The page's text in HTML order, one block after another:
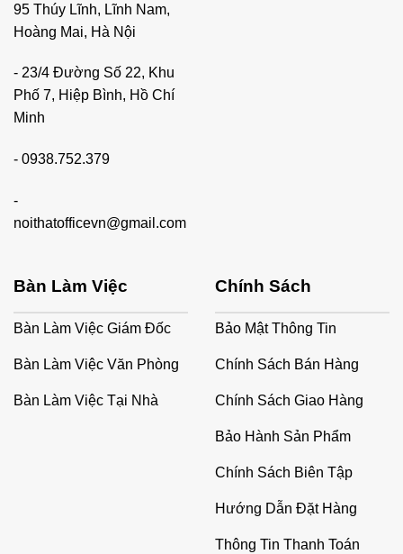
95 Thúy Lĩnh, Lĩnh Nam,
Hoàng Mai, Hà Nội
- 23/4 Đường Số 22, Khu
Phố 7, Hiệp Bình, Hồ Chí
Minh
- 0938.752.379
-
noithatofficevn@gmail.com
Bàn Làm Việc
Bàn Làm Việc Giám Đốc
Bàn Làm Việc Văn Phòng
Bàn Làm Việc Tại Nhà
Chính Sách
Bảo Mật Thông Tin
Chính Sách Bán Hàng
Chính Sách Giao Hàng
Bảo Hành Sản Phẩm
Chính Sách Biên Tập
Hướng Dẫn Đặt Hàng
Thông Tin Thanh Toán